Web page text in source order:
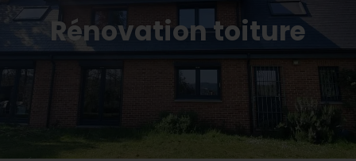
Rénovation toiture